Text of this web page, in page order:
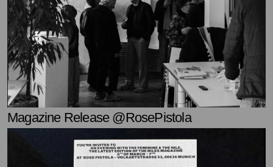
Magazine Release @RosePistola